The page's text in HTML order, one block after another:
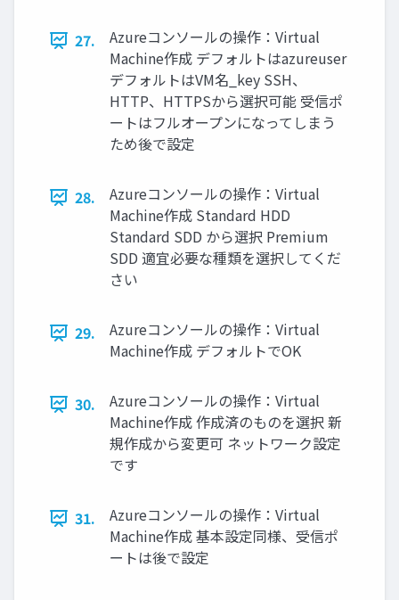
27.
Azureコンソールの操作：Virtual
Machine作成 デフォルトはazureuser
デフォルトはVM名_key SSH、
HTTP、HTTPSから選択可能 受信ポ
ートはフルオープンになってしまう
ため後で設定
28.
Azureコンソールの操作：Virtual
Machine作成 Standard HDD
Standard SDD から選択 Premium
SDD 適宜必要な種類を選択してくだ
さい
29.
Azureコンソールの操作：Virtual
Machine作成 デフォルトでOK
30.
Azureコンソールの操作：Virtual
Machine作成 作成済のものを選択 新
規作成から変更可 ネットワーク設定
です
31.
Azureコンソールの操作：Virtual
Machine作成 基本設定同様、受信ポ
ートは後で設定